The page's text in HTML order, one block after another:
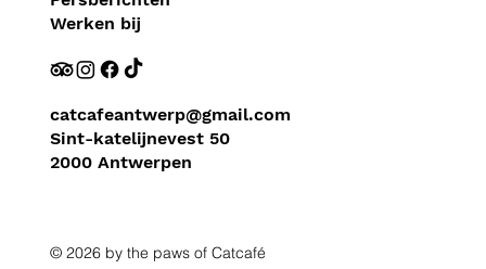
catcafeantwerp@gmail.com
Sint-katelijnevest 50
2000 Antwerpen
Werken bij
© 2026 by the paws of Catcafé